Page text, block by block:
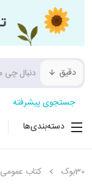
دقیق
جستجوی پیشرفته
دسته‌بندی‌ها
30بوک کتاب عمومی